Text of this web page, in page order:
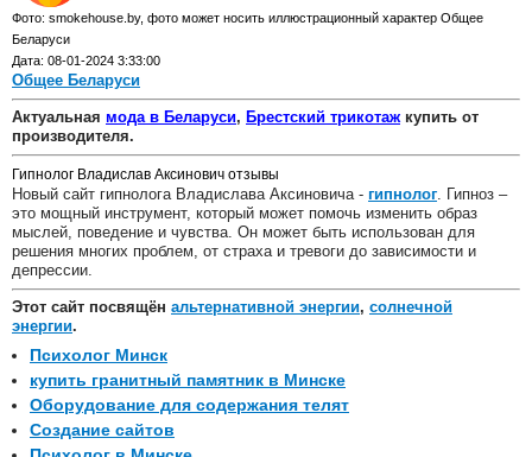
Фото: smokehouse.by, фото может носить иллюстрационный характер Общее
Беларуси
Дата: 08-01-2024 3:33:00
Общее Беларуси
Актуальная мода в Беларуси, Брестский трикотажкупить от
производителя.
Гипнолог Владислав Аксинович отзывы
Новый сайт гипнолога Владислава Аксиновича - гипнолог. Гипноз –
это мощный инструмент, который может помочь изменить образ
мыслей, поведение и чувства. Он может быть использован для
решения многих проблем, от страха и тревоги до зависимости и
депрессии.
Этот сайт посвящён альтернативной энергии, солнечной
энергии.
Психолог Минск
купить гранитный памятник в Минске
Оборудование для содержания телят
Создание сайтов